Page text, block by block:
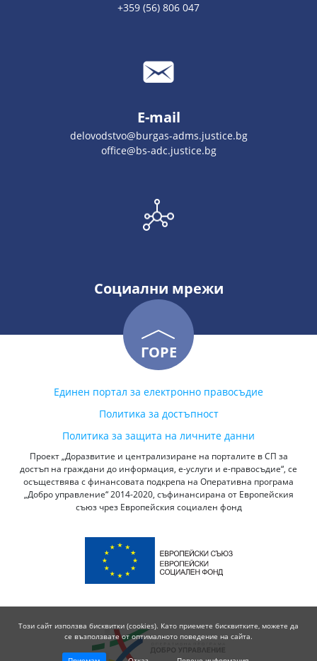
+359 (56) 806 047
E-mail
delovodstvo@burgas-adms.justice.bg
office@bs-adc.justice.bg
Социални мрежи
ГОРЕ
Единен портал за електронно правосъдие
Политика за достъпност
Политика за защита на личните данни
Проект „Доразвитие и централизиране на порталите в СП за
достъп на граждани до информация, е-услуги и е-правосъдие“, се
осъществява с финансовата подкрепа на Оперативна програма
„Добро управление“ 2014-2020, съфинансирана от Европейския
съюз чрез Европейския социален фонд
Този сайт използва бисквитки (cookies). Като приемете бисквитките, можете да
се възползвате от оптималното поведение на сайта.